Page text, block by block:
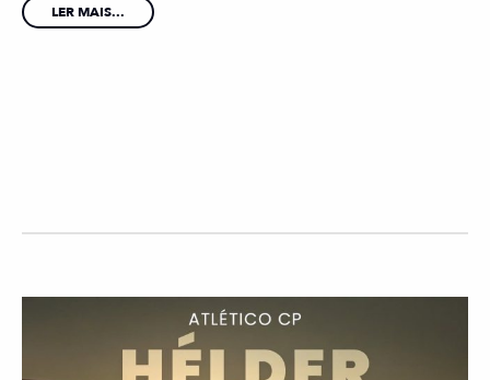
LER MAIS...